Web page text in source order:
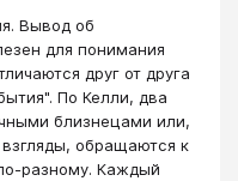
Вывод об
для понимания
друг от друга
По Келли, два
близнецами или,
обращаются к
разному. Каждый